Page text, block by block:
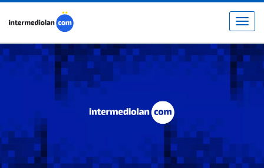
Toggle